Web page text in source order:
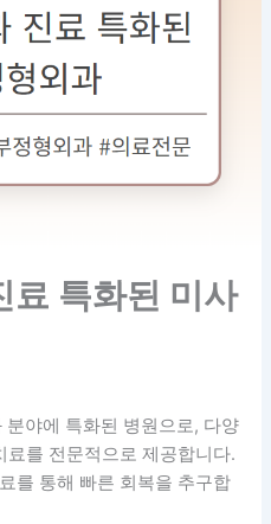
료 특화된 미사
야에 특화된 병원으로, 다양
를 전문적으로 제공합니다.
를 통해 빠른 회복을 추구합